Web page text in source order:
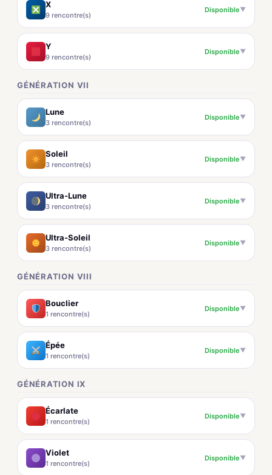
X
9 rencontre(s)
Disponible▼
Y
9 rencontre(s)
Disponible▼
GÉNÉRATION VII
Lune
3 rencontre(s)
Disponible▼
Soleil
3 rencontre(s)
Disponible▼
Ultra-Lune
3 rencontre(s)
Disponible▼
Ultra-Soleil
3 rencontre(s)
Disponible▼
GÉNÉRATION VIII
Bouclier
1 rencontre(s)
Disponible▼
Épée
1 rencontre(s)
Disponible▼
GÉNÉRATION IX
Écarlate
1 rencontre(s)
Disponible▼
Violet
1 rencontre(s)
Disponible▼